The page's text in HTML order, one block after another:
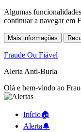
Algumas
continuar a navegar em
Mais informações
Fraude Ou Fiável
Alerta Anti-Burla
Olá e bem-vindo ao
Início🏠︎
Alerta🔔︎